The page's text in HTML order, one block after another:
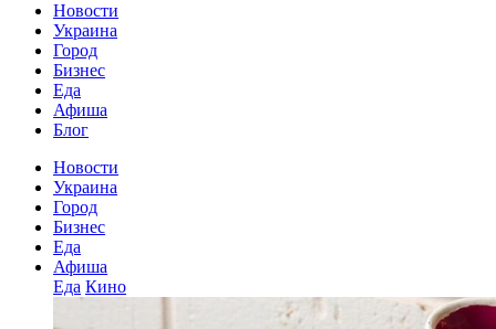
Новости
Украина
Город
Бизнес
Еда
Афиша
Блог
Новости
Украина
Город
Бизнес
Еда
Афиша
Еда Кино